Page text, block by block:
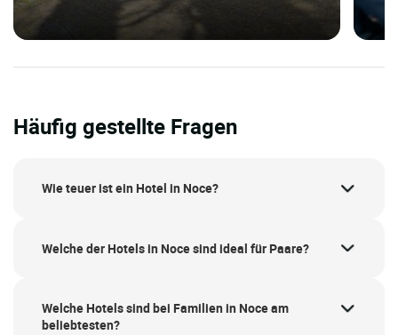
Häufig gestellte Fragen
Wie teuer ist ein Hotel in Noce?
Welche der Hotels in Noce sind ideal für Paare?
Welche Hotels sind bei Familien in Noce am
beliebtesten?